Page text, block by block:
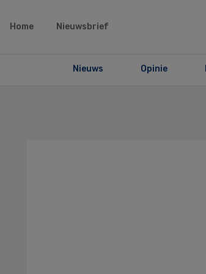
Home Nieuwsbrief
Nieuws Opinie